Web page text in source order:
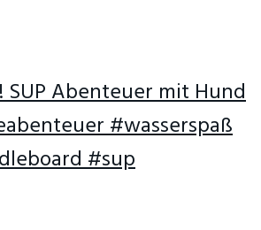
Abenteuer mit Hund
#wasserspaß
#sup